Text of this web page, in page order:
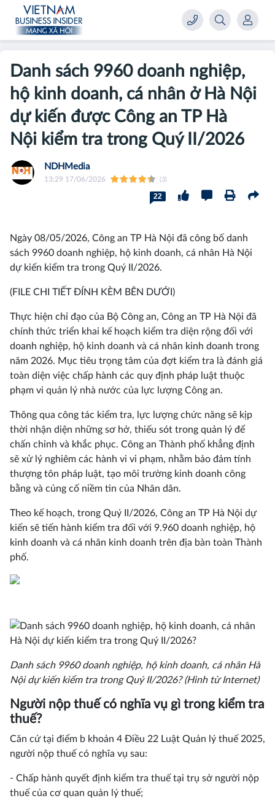
Danh sách 9960 doanh nghiệp,
hộ kinh doanh, cá nhân ở Hà Nội
dự kiến được Công an TP Hà
Nội kiểm tra trong Quý II/2026
NDHMedia
13:29 17/06/2026 (3)
22
Ngày 08/05/2026, Công an TP Hà Nội đã công bố danh
sách 9960 doanh nghiệp, hộ kinh doanh, cá nhân Hà Nội
dự kiến kiểm tra trong Quý II/2026.
(FILE CHI TIẾT ĐÍNH KÈM BÊN DƯỚI)
Thực hiện chỉ đạo của Bộ Công an, Công an TP Hà Nội đã
chính thức triển khai kế hoạch kiểm tra diện rộng đối với
doanh nghiệp, hộ kinh doanh và cá nhân kinh doanh trong
năm 2026. Mục tiêu trọng tâm của đợt kiểm tra là đánh giá
toàn diện việc chấp hành các quy định pháp luật thuộc
phạm vi quản lý nhà nước của lực lượng Công an.
Thông qua công tác kiểm tra, lực lượng chức năng sẽ kịp
thời nhận diện những sơ hở, thiếu sót trong quản lý để
chấn chỉnh và khắc phục. Công an Thành phố khẳng định
sẽ xử lý nghiêm các hành vi vi phạm, nhằm bảo đảm tính
thượng tôn pháp luật, tạo môi trường kinh doanh công
bằng và củng cố niềm tin của Nhân dân.
Theo kế hoạch, trong Quý II/2026, Công an TP Hà Nội dự
kiến sẽ tiến hành kiểm tra đối với 9.960 doanh nghiệp, hộ
kinh doanh và cá nhân kinh doanh trên địa bàn toàn Thành
phố.
Danh sách 9960 doanh nghiệp, hộ kinh doanh, cá nhân Hà
Nội dự kiến kiểm tra trong Quý II/2026? (Hình từ Internet)
Người nộp thuế có nghĩa vụ gì trong kiểm tra
thuế?
Căn cứ tại điểm b khoản 4 Điều 22 Luật Quản lý thuế 2025,
người nộp thuế có nghĩa vụ sau:
- Chấp hành quyết định kiểm tra thuế tại trụ sở người nộp
thuế của cơ quan quản lý thuế;